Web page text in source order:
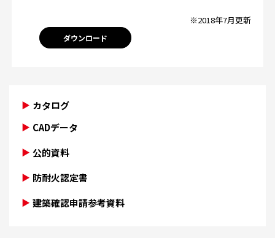
※2018年7月更新
ダウンロード
カタログ
CADデータ
公的資料
防耐火認定書
建築確認申請参考資料